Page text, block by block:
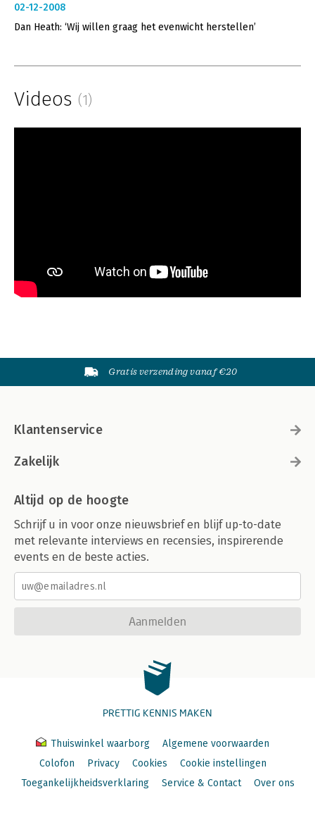
02-12-2008
Dan Heath: ‘Wij willen graag het evenwicht herstellen’
Videos (1)
Gratis verzending vanaf €20
Klantenservice
Zakelijk
Altijd op de hoogte
Schrijf u in voor onze nieuwsbrief en blijf up-to-date
met relevante interviews en recensies, inspirerende
events en de beste acties.
Aanmelden
PRETTIG KENNIS MAKEN
Thuiswinkel waarborg
Algemene voorwaarden
Colofon
Privacy Cookies
Cookie instellingen
Toegankelijkheidsverklaring
Service & Contact Over ons